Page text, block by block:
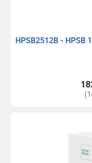
HPSB2512B - HPSB